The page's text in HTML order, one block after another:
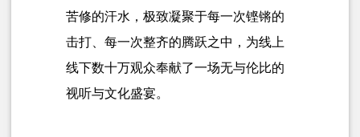
苦修的汗水，极致凝聚于每一次铿锵的
击打、每一次整齐的腾跃之中，为线上
线下数十万观众奉献了一场无与伦比的
视听与文化盛宴。